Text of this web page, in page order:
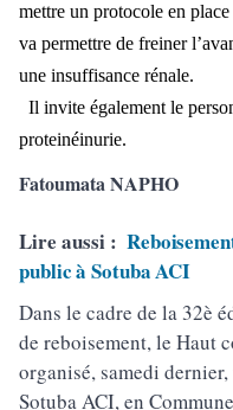
mettre un protocole en
va permettre de freiner
une insuffisance rénale.
Il invite également le
proteinéinurie.
Fatoumata NAPHO
Lire aussi :
public à Sotuba ACI
Dans le cadre de la 32è
de reboisement, le Haut
organisé, samedi
Sotuba ACI, en